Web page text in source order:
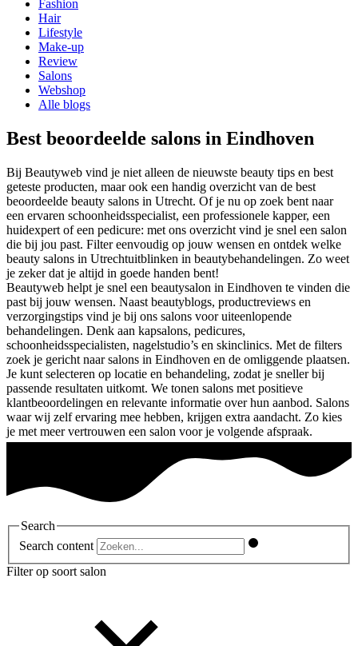
Fashion
Hair
Lifestyle
Make-up
Review
Salons
Webshop
Alle blogs
Best beoordeelde salons in Eindhoven
Bij Beautyweb vind je niet alleen de nieuwste beauty tips en best
geteste producten, maar ook een handig overzicht van de best
beoordeelde beauty salons in Utrecht. Of je nu op zoek bent naar
een ervaren schoonheidsspecialist, een professionele kapper, een
huidexpert of een pedicure: met ons overzicht vind je snel een salon
die bij jou past. Filter eenvoudig op jouw wensen en ontdek welke
beauty salons in Utrechtuitblinken in beautybehandelingen. Zo weet
je zeker dat je altijd in goede handen bent!
Beautyweb helpt je snel een beautysalon in Eindhoven te vinden die
past bij jouw wensen. Naast beautyblogs, productreviews en
verzorgingstips vind je bij ons salons voor uiteenlopende
behandelingen. Denk aan kapsalons, pedicures,
schoonheidsspecialisten, nagelstudio’s en skinclinics. Met de filters
zoek je gericht naar salons in Eindhoven en de omliggende plaatsen.
Je kunt selecteren op locatie en behandeling, zodat je sneller bij
passende resultaten uitkomt. We tonen salons met positieve
klantbeoordelingen en relevante informatie over hun aanbod. Salons
waar wij zelf ervaring mee hebben, krijgen extra aandacht. Zo kies
je met meer vertrouwen een salon voor je volgende afspraak.
Search
Search content
Filter op soort salon